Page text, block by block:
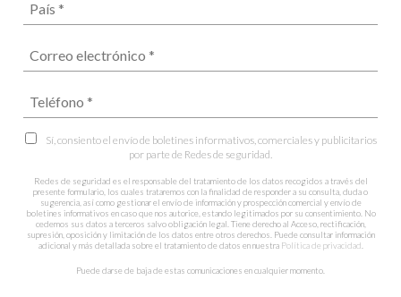
Sí, consiento el envío de boletines informativos, comerciales y publicitarios
por parte de Redes de seguridad.
Redes de seguridad es el responsable del tratamiento de los datos recogidos a través del
presente formulario, los cuales trataremos con la finalidad de responder a su consulta, duda o
sugerencia, así como gestionar el envío de información y prospección comercial y envío de
boletines informativos en caso que nos autorice, estando legitimados por su consentimiento. No
cedemos sus datos a terceros salvo obligación legal. Tiene derecho al Acceso, rectificación,
supresión, oposición y limitación de los datos entre otros derechos. Puede consultar información
adicional y más detallada sobre el tratamiento de datos en nuestra Política de privacidad
Puede darse de baja de estas comunicaciones en cualquier momento.